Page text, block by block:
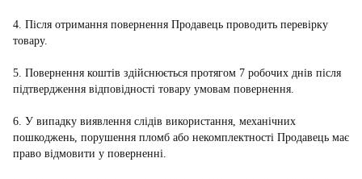
4. Після отримання повернення Продавець проводить перевірку
товару.
5. Повернення коштів здійснюється протягом 7 робочих днів після
підтвердження відповідності товару умовам повернення.
6. У випадку виявлення слідів використання, механічних
пошкоджень, порушення пломб або некомплектності Продавець має
право відмовити у поверненні.